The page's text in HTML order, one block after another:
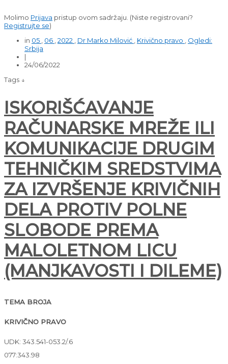
Molimo Prijava pristup ovom sadržaju. (Niste registrovani?
Registrujte se)
in 05 06 2022 Dr Marko Milović Krivično pravo
Ogledi:
Srbija
|
24/06/2022
Tags ↓
ISKORIŠĆAVANJE
RAČUNARSKE MREŽE ILI
KOMUNIKACIJE DRUGIM
TEHNIČKIM SREDSTVIMA
ZA IZVRŠENJE KRIVIČNIH
DELA PROTIV POLNE
SLOBODE PREMA
MALOLETNOM LICU
(MANJKAVOSTI I DILEME)
TEMA BROJA
KRIVIČNO PRAVO
UDK: 343.541-053.2/.6
077:343.98